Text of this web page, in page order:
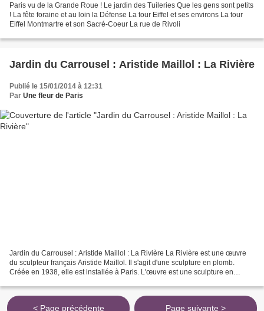
Paris vu de la Grande Roue ! Le jardin des Tuileries Que les gens sont petits
! La fête foraine et au loin la Défense La tour Eiffel et ses environs La tour
Eiffel Montmartre et son Sacré-Coeur La rue de Rivoli
Jardin du Carrousel : Aristide Maillol : La Rivière
Publié le 15/01/2014 à 12:31
Par Une fleur de Paris
Jardin du Carrousel : Aristide Maillol : La Rivière La Rivière est une œuvre
du sculpteur français Aristide Maillol. Il s'agit d'une sculpture en plomb.
Créée en 1938, elle est installée à Paris. L'œuvre est une sculpture en
< Page précédente Page suivante >